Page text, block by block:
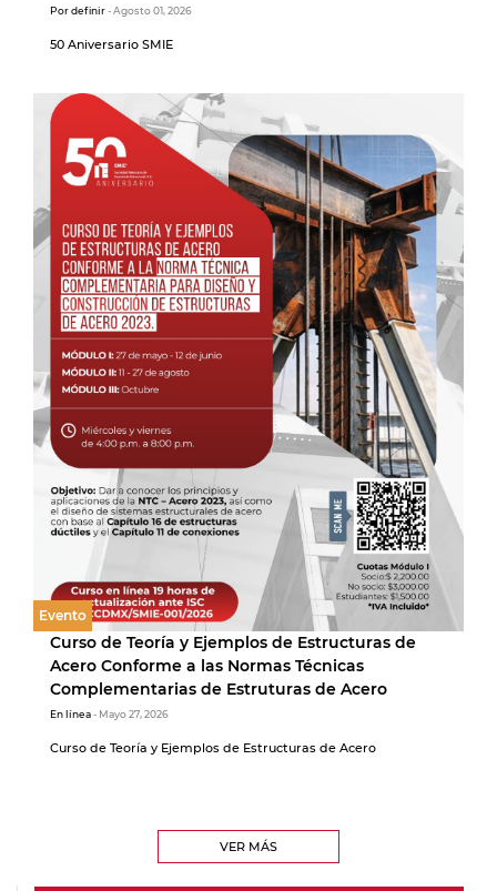
Por definir- Agosto 01, 2026
50 Aniversario SMIE
Evento
Curso de Teoría y Ejemplos de Estructuras de
Acero Conforme a las Normas Técnicas
Complementarias de Estruturas de Acero
En línea- Mayo 27, 2026
Curso de Teoría y Ejemplos de Estructuras de Acero
VER MÁS